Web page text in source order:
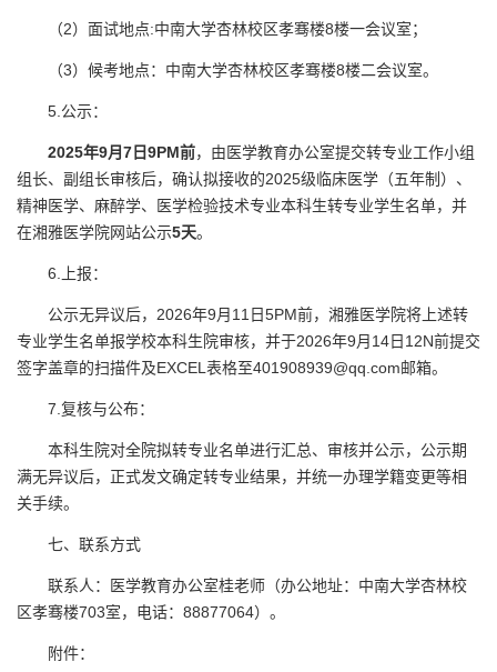
（2）面试地点:中南大学杏林校区孝骞楼8楼一会议室；
（3）候考地点：中南大学杏林校区孝骞楼8楼二会议室。
5.公示：
2025年9月7 日9PM前，由医学教育办公室提交转专业工作小组
组长、副组长审核后，确认拟接收的2025级临床医学（五年制）、
精神医学、麻醉学、医学检验技术专业本科生转专业学生名单，并
在湘雅医学院网站公示5天。
6.上报：
公示无异议后，2026年9月11日5PM前，湘雅医学院将上述转
专业学生名单报学校本科生院审核，并于2026年9月14日12N前提交
签字盖章的扫描件及EXCEL表格至401908939@qq.com邮箱。
7.复核与公布：
本科生院对全院拟转专业名单进行汇总、审核并公示，公示期
满无异议后，正式发文确定转专业结果，并统一办理学籍变更等相
关手续。
七、联系方式
联系人：医学教育办公室桂老师（办公地址：中南大学杏林校
区孝骞楼703室，电话：88877064）。
附件：